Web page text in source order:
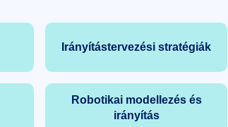
Irányítástervezési stratégiák
Robotikai modellezés és
irányítás